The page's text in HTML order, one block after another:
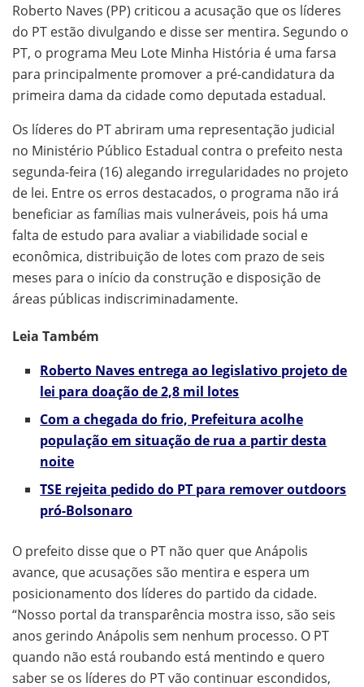
Roberto Naves (PP) criticou a acusação que os líderes
do PT estão divulgando e disse ser mentira. Segundo o
PT, o programa Meu Lote Minha História é uma farsa
para principalmente promover a pré-candidatura da
primeira dama da cidade como deputada estadual.
Os líderes do PT abriram uma representação judicial
no Ministério Público Estadual contra o prefeito nesta
segunda-feira (16) alegando irregularidades no projeto
de lei. Entre os erros destacados, o programa não irá
beneficiar as famílias mais vulneráveis, pois há uma
falta de estudo para avaliar a viabilidade social e
econômica, distribuição de lotes com prazo de seis
meses para o início da construção e disposição de
áreas públicas indiscriminadamente.
Leia Também
Roberto Naves entrega ao legislativo projeto de
lei para doação de 2,8 mil lotes
Com a chegada do frio, Prefeitura acolhe
população em situação de rua a partir desta
noite
TSE rejeita pedido do PT para remover outdoors
pró-Bolsonaro
O prefeito disse que o PT não quer que Anápolis
avance, que acusações são mentira e espera um
posicionamento dos líderes do partido da cidade.
“Nosso portal da transparência mostra isso, são seis
anos gerindo Anápolis sem nenhum processo. O PT
quando não está roubando está mentindo e quero
saber se os líderes do PT vão continuar escondidos,